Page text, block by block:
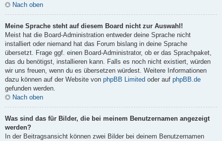
Nach oben
Meine Sprache steht auf diesem Board nicht zur Auswahl!
Meist hat die Board-Administration entweder deine Sprache nicht
installiert oder niemand hat das Forum bislang in deine Sprache
übersetzt. Frage ggf. einen Board-Administrator, ob er das Sprachpaket,
das du benötigst, installieren kann. Falls es noch nicht existiert, würden
wir uns freuen, wenn du es übersetzen würdest. Weitere Informationen
dazu können auf der Website von phpBB Limited oder auf phpBB.de
gefunden werden.
Nach oben
Was sind das für Bilder, die bei meinem Benutzernamen angezeigt
werden?
In der Beitragsansicht können zwei Bilder bei deinem Benutzernamen